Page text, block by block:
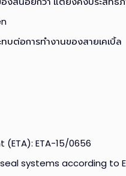
บต่อการทำงานของสายเคเบิ้ล
ETA-15/0656
systems according to